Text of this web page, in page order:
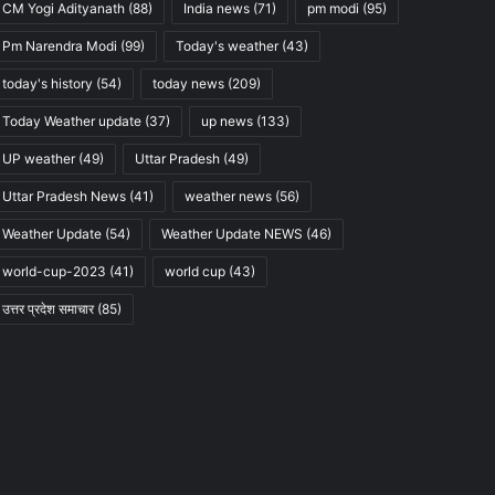
CM Yogi Adityanath(88) India news(71) pm modi (95)
Pm Narendra Modi (99) Today's weather(43)
today's history (54) today news(209)
Today Weather update(37) up news(133)
UP weather(49) Uttar Pradesh(49)
Uttar Pradesh News(41) weather news(56)
Weather Update(54) Weather Update NEWS (46)
world-cup-2023 (41) world cup(43)
उत्तर प्रदेश समाचार(85)